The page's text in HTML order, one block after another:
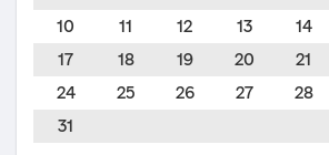
10
11 12 13 14
17
18 19 20 21
24
25 26 27 28
31